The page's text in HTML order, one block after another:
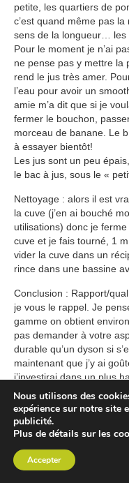
petite, les quartiers de
c’est quand même pas
sens de la longueur…
Pour le moment je n’ai
ne pense pas y mettre la
rend le jus très amer.
l’eau pour avoir un
amie m’a dit que si je
fermer le bouchon,
morceau de banane. Le
à essayer bientôt!
Les jus sont un peu
le bac à jus, sous le «
Nettoyage : alors il est
la cuve (j’en ai bouché
utilisations) donc je
cuve et je fais tourné, 1
vider la cuve dans un
rince dans une bassine
Conclusion : Rapport/
je vous le rappel. Je
gamme on obtient
pas demander à votre
durable qu’un dyson si
maintenant que j’y ai
j’investirai dans un plus
Quarte6
Bonjour,
Nous utilisons des
expérience sur notre site
publicité.
Plus de détails sur les
Accepter